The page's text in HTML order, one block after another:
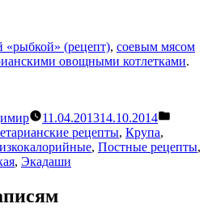
«рыбкой» (рецепт), соевым мясом
овощными котлетками.
11.04.201314.10.2014
рецепты, Крупа,
, Постные рецепты,
, Экадаши